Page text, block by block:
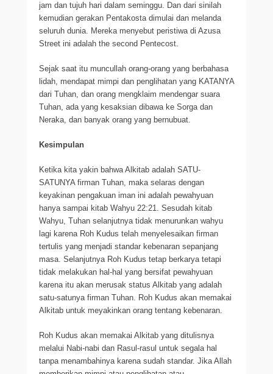
jam dan tujuh hari dalam seminggu. Dan dari sinilah
kemudian gerakan Pentakosta dimulai dan melanda
seluruh dunia. Mereka menyebut peristiwa di Azusa
Street ini adalah the second Pentecost.
Sejak saat itu muncullah orang-orang yang berbahasa
lidah, mendapat mimpi dan penglihatan yang KATANYA
dari Tuhan, dan orang mengklaim mendengar suara
Tuhan, ada yang kesaksian dibawa ke Sorga dan
Neraka, dan banyak orang yang bernubuat.
Kesimpulan
Ketika kita yakin bahwa Alkitab adalah SATU-
SATUNYA firman Tuhan, maka selaras dengan
keyakinan pengakuan iman ini adalah pewahyuan
hanya sampai kitab Wahyu 22:21. Sesudah kitab
Wahyu, Tuhan selanjutnya tidak menurunkan wahyu
lagi karena Roh Kudus telah menyelesaikan firman
tertulis yang menjadi standar kebenaran sepanjang
masa. Selanjutnya Roh Kudus tetap berkarya tetapi
tidak melakukan hal-hal yang bersifat pewahyuan
karena itu akan merusak status Alkitab yang adalah
satu-satunya firman Tuhan. Roh Kudus akan memakai
Alkitab untuk meyakinkan orang tentang kebenaran.
Roh Kudus akan memakai Alkitab yang ditulisnya
melalui Nabi-nabi dan Rasul-rasul untuk segala hal
tanpa menambahinya karena sudah standar. Jika Allah